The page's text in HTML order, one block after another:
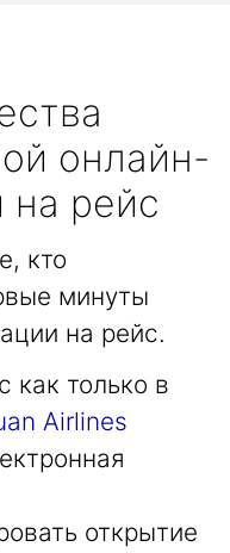
онлайн-
на рейс
кто
минуты
на рейс.
как только в
Airlines
открытие